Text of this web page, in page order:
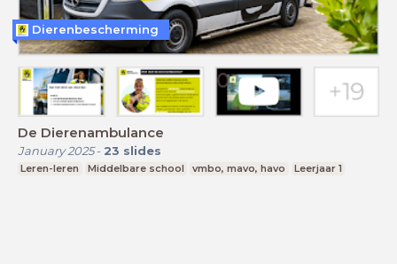
De Dierenambulance
January 2025- 23 slides
Leren-leren Middelbare school vmbo, mavo, havo Leerjaar 1
Dierenbescherming